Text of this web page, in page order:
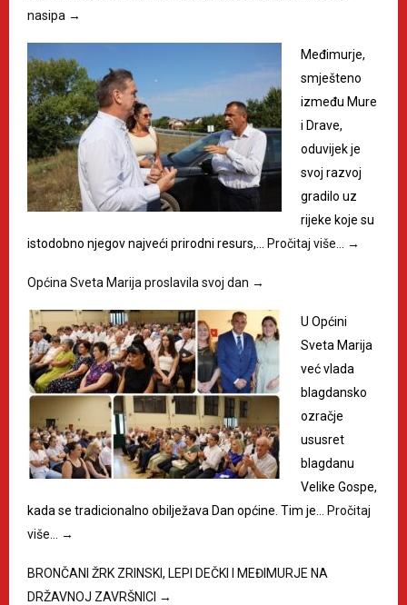
nasipa →
Međimurje,
smješteno
između Mure
i Drave,
oduvijek je
svoj razvoj
gradilo uz
rijeke koje su
istodobno njegov najveći prirodni resurs,…
Pročitaj više… →
Općina Sveta Marija proslavila svoj dan →
U Općini
Sveta Marija
već vlada
blagdansko
ozračje
ususret
blagdanu
Velike Gospe,
kada se tradicionalno obilježava Dan općine. Tim je…
Pročitaj
više…
→
BRONČANI ŽRK ZRINSKI, LEPI DEČKI I MEĐIMURJE NA
DRŽAVNOJ ZAVRŠNICI →